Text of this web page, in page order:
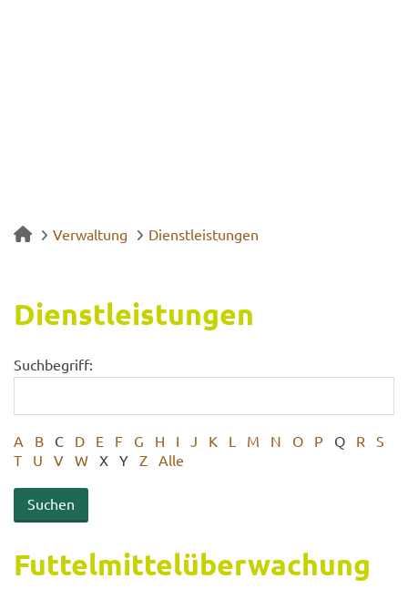
Verwaltung Dienstleistungen
Dienst­leis­tun­gen
Suchbegriff:
A B C D E F G H I J K L M N O P Q R
S
T
U V W X Y Z Alle
Fut­tel­mit­tel­über­wa­chung